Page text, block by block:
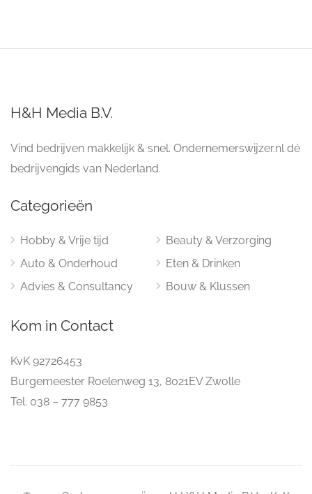
H&H Media B.V.
Vind bedrijven makkelijk & snel. Ondernemerswijzer.nl dé
bedrijvengids van Nederland.
Categorieën
Hobby & Vrije tijd
Auto & Onderhoud
Advies & Consultancy
Beauty & Verzorging
Eten & Drinken
Bouw & Klussen
Kom in Contact
KvK 92726453
Burgemeester Roelenweg 13, 8021EV Zwolle
Tel. 038 – 777 9853